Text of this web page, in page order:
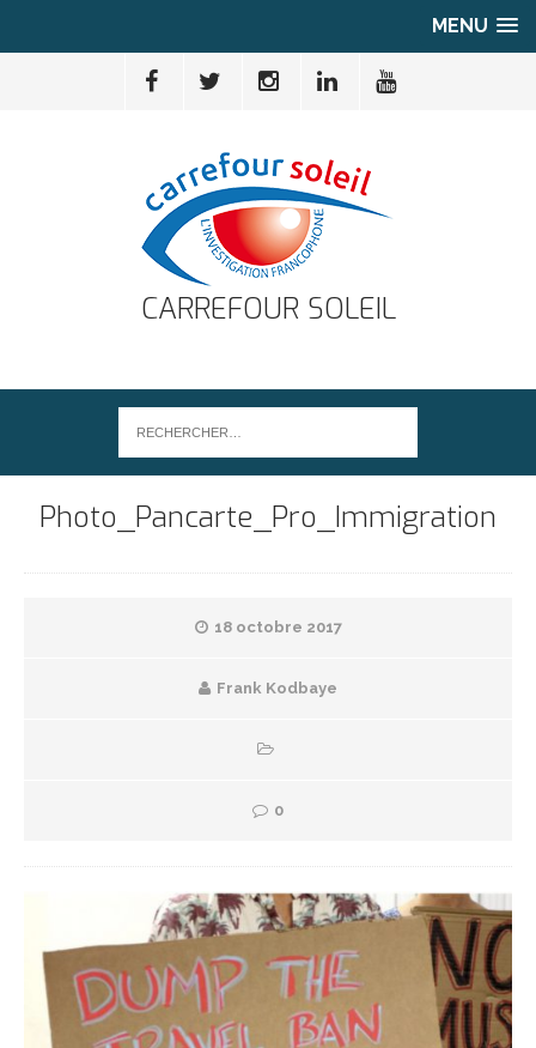
MENU
CARREFOUR SOLEIL
Photo_Pancarte_Pro_Immigration
18 octobre 2017
Frank Kodbaye
0